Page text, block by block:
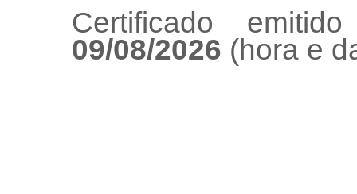
Certificado
09/08/2026 (hora e